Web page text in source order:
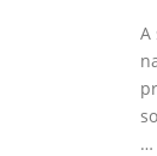
A
…